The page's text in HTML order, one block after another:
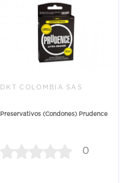
DKT COLOMBIA SAS
Preservativos (Condones) Prudence
0